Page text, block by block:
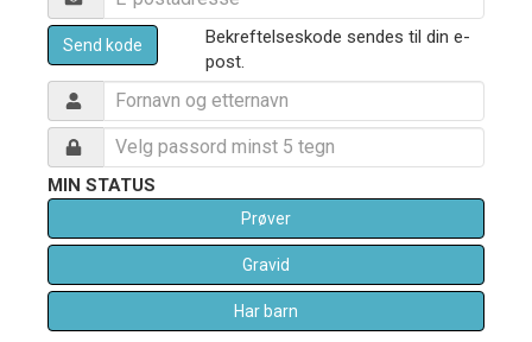
Send kode
Bekreftelseskode sendes til din e-
post.
MIN STATUS
Prøver
Gravid
Har barn